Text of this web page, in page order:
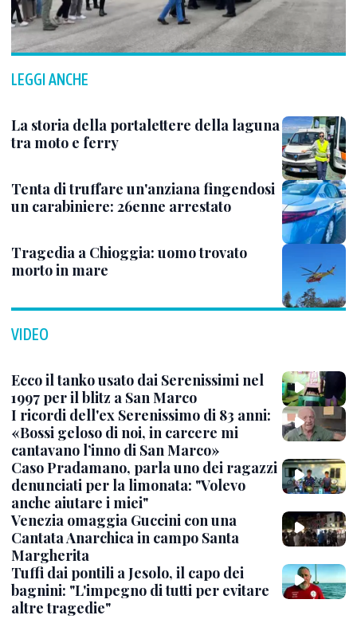
LEGGI ANCHE
La storia della portalettere della laguna
tra moto e ferry
Tenta di truffare un'anziana fingendosi
un carabiniere: 26enne arrestato
Tragedia a Chioggia: uomo trovato
morto in mare
VIDEO
Ecco il tanko usato dai Serenissimi nel
1997 per il blitz a San Marco
I ricordi dell'ex Serenissimo di 83 anni:
«Bossi geloso di noi, in carcere mi
cantavano l’inno di San Marco»
Caso Pradamano, parla uno dei ragazzi
denunciati per la limonata: "Volevo
anche aiutare i miei"
Venezia omaggia Guccini con una
Cantata Anarchica in campo Santa
Margherita
Tuffi dai pontili a Jesolo, il capo dei
bagnini: "L'impegno di tutti per evitare
altre tragedie"